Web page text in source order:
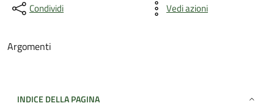
Condividi Vedi azioni
Argomenti
INDICE DELLA PAGINA